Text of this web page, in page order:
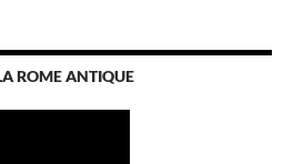
ROME ANTIQUE